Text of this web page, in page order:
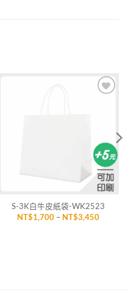
S-3K白牛皮紙袋-WK2523
NT$1,700 – NT$3,450價